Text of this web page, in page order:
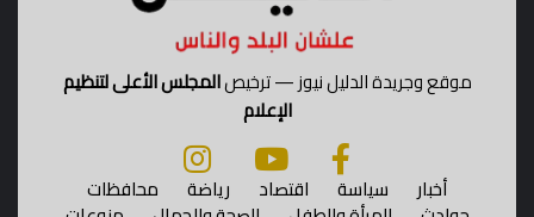
موقع وجريدة الدليل نيوز — ترخيصالمجلس الأعلى لتنظيم
الإعلام
أخبار سياسة اقتصاد رياضة محافظات